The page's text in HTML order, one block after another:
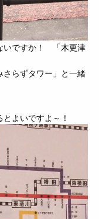
いですか！ 「木更津
らずタワー」と一緒
よいですよ～！